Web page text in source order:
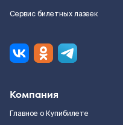
Сервис билетных лазеек
Компания
Главное о Купибилете